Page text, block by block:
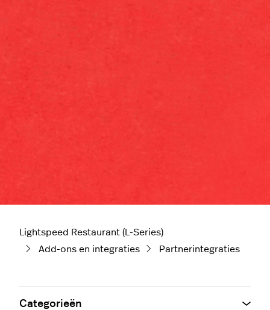
Lightspeed Restaurant (L-Series)
Add-ons en integraties
Partnerintegraties
Categorieën